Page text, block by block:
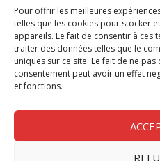
Pour offrir les meilleures
telles que les cookies pour stocker
appareils. Le fait de consentir à ces
traiter des données telles que le
uniques sur ce site. Le fait de ne
consentement peut avoir un effet
et fonctions.
Chèque Compta
Chèque Emploi Spectacle
G-Pods
Profession Audio-visuel
Le Cahier Pro
Suivre